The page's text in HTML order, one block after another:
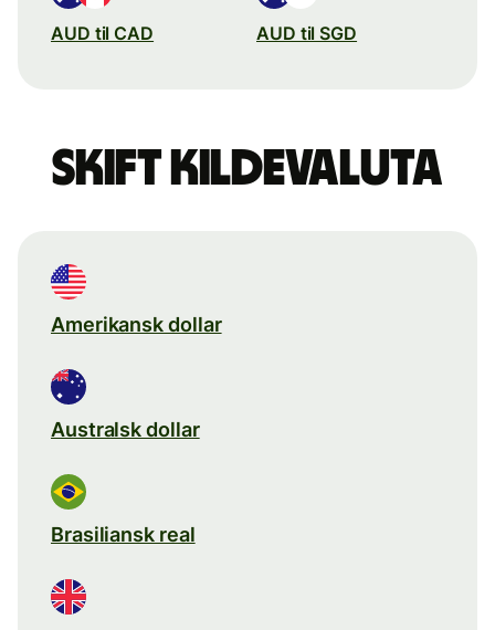
AUD til CAD AUD til SGD
Skift kildevaluta
Amerikansk dollar
Australsk dollar
Brasiliansk real